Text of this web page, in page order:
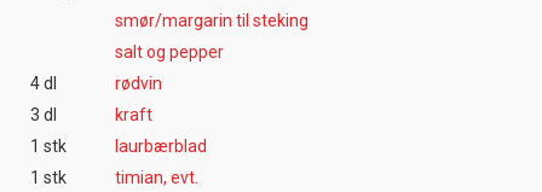
smør/margarin til steking
salt og pepper
4 dl
rødvin
3 dl
kraft
1 stk
laurbærblad
1 stk
timian, evt.